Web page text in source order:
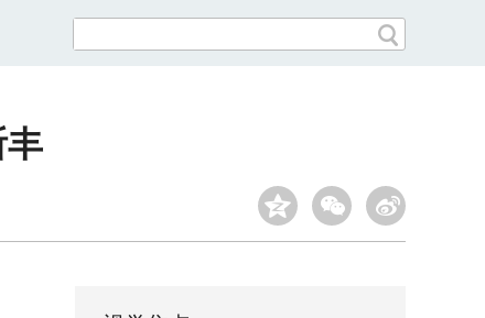
丰